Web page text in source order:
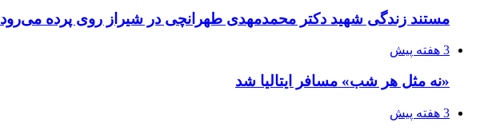
مستند زندگی شهید دکتر محمدمهدی طهرانچی در شیراز روی پرده می‌رود
3 هفته پیش
«نه مثل هر شب» مسافر ایتالیا شد
3 هفته پیش